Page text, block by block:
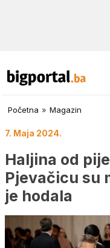
Početna » Magazin
7. Maja 2024.
Haljina od
Pjevačicu su
je hodala